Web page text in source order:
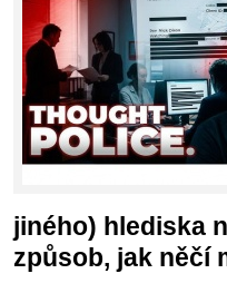
jiného) hlediska
způsob, jak něčí